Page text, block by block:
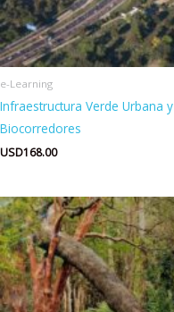
e-Learning
Infraestructura Verde Urbana y
Biocorredores
USD168.00